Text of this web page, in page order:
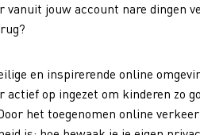
jouw account nare dingen
en inspirerende online
op ingezet om kinderen zo
het toegenomen online